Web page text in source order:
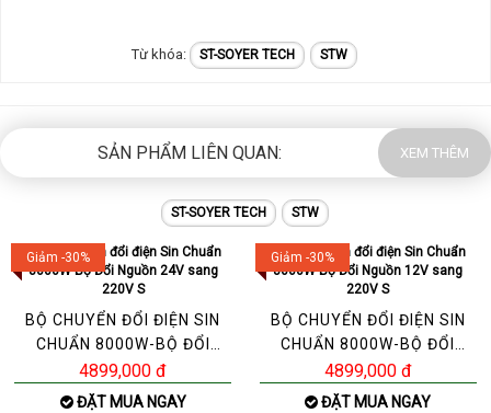
ST-SOYER TECH STW
SẢN PHẨM LIÊN QUAN: XEM THÊM
ST-SOYER TECH STW
Giảm -30%
BỘ CHUYỂN ĐỔI ĐIỆN SIN
CHUẨN 8000W-BỘ ĐỔI
NGUỒN 24V SANG 220V S
4899,000 đ
ĐẶT MUA NGAY
Giảm -30%
BỘ CHUYỂN ĐỔI ĐIỆN SIN
CHUẨN 8000W-BỘ ĐỔI
NGUỒN 12V SANG 220V S
4899,000 đ
ĐẶT MUA NGAY